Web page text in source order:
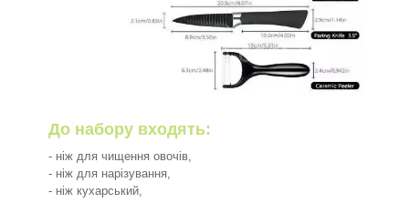
До набору входять:
- ніж для чищення овочів,
- ніж для нарізування,
- ніж кухарський,